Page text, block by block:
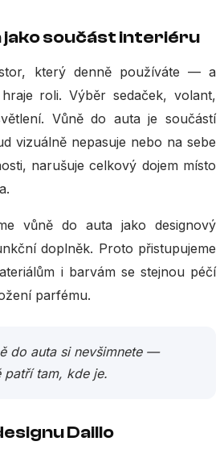
jako součást interiéru
který denně používáte — a
roli. Výběr sedaček, volant,
Vůně do auta je součástí
vizuálně nepasuje nebo na sebe
narušuje celkový dojem místo
vůně do auta jako designový
doplněk. Proto přistupujeme
i barvám se stejnou péčí
parfému.
do auta si nevšimnete —
tam, kde je.
Daillo